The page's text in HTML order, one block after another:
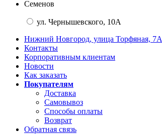
Семенов
ул. Чернышевского, 10А
Нижний Новгород, улица Торфяная, 7А
Контакты
Корпоративным клиентам
Новости
Как заказать
Покупателям
Доставка
Самовывоз
Способы оплаты
Возврат
Обратная связь